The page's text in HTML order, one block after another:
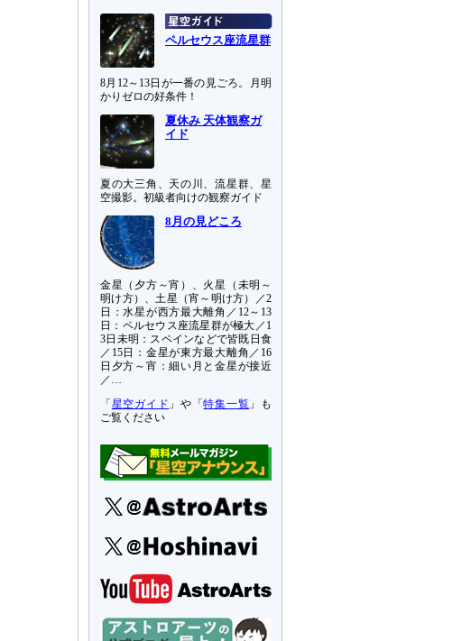
ペルセウス座流星群
8月12～13日が一番の見ごろ。月明
かりゼロの好条件！
夏休み 天体観察ガ
イド
夏の大三角、天の川、流星群、星
空撮影。初級者向けの観察ガイド
8月の見どころ
金星（夕方～宵）、火星（未明～
明け方）、土星（宵～明け方）／2
日：水星が西方最大離角／12～13
日：ペルセウス座流星群が極大／1
3日未明：スペインなどで皆既日食
／15日：金星が東方最大離角／16
日夕方～宵：細い月と金星が接近
／…
「 星空ガイド 」や「特集一覧 」も
ご覧ください